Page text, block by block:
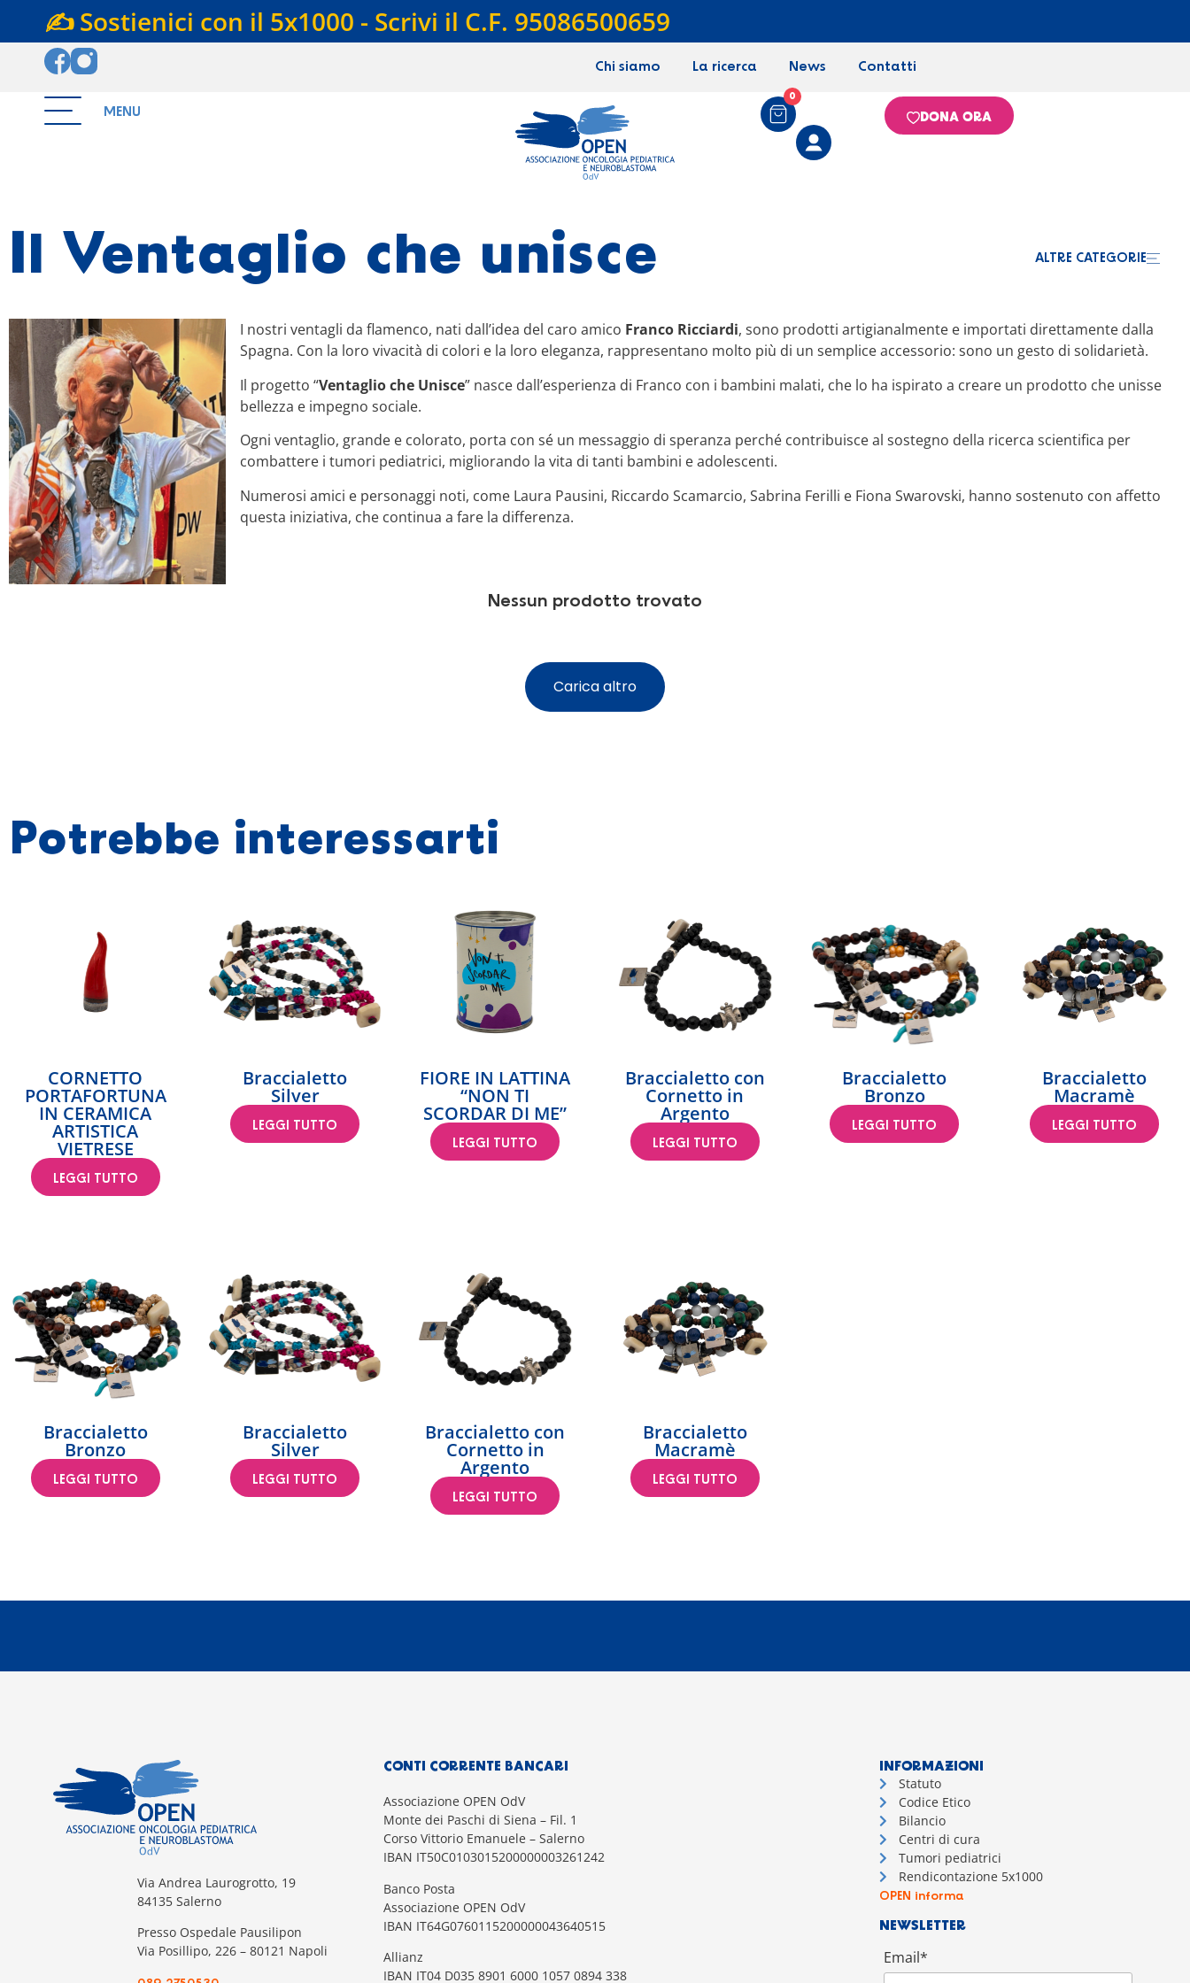
✍️ Sostienici con il 5x1000 - Scrivi il C.F. 95086500659
Chi siamo La ricerca News Contatti
MENU
0
DONA ORA
Il Ventaglio che unisce ALTRE CATEGORIE
I nostri ventagli da flamenco, nati dall’idea del caro amico Franco Ricciardi, sono prodotti artigianalmente e importati direttamente dalla
Spagna. Con la loro vivacità di colori e la loro eleganza, rappresentano molto più di un semplice accessorio: sono un gesto di solidarietà.
Il progetto “Ventaglio che Unisce” nasce dall’esperienza di Franco con i bambini malati, che lo ha ispirato a creare un prodotto che unisse
bellezza e impegno sociale.
Ogni ventaglio, grande e colorato, porta con sé un messaggio di speranza perché contribuisce al sostegno della ricerca scientifica per
combattere i tumori pediatrici, migliorando la vita di tanti bambini e adolescenti.
Numerosi amici e personaggi noti, come Laura Pausini, Riccardo Scamarcio, Sabrina Ferilli e Fiona Swarovski, hanno sostenuto con affetto
questa iniziativa, che continua a fare la differenza.
Nessun prodotto trovato
Carica altro
Potrebbe interessarti
CORNETTO
PORTAFORTUNA
IN CERAMICA
ARTISTICA
VIETRESE
LEGGI TUTTO
Braccialetto
Silver
LEGGI TUTTO
FIORE IN LATTINA
“NON TI
SCORDAR DI ME”
LEGGI TUTTO
Braccialetto con
Cornetto in
Argento
LEGGI TUTTO
Braccialetto
Bronzo
LEGGI TUTTO
Braccialetto
Macramè
LEGGI TUTTO
Braccialetto
Bronzo
LEGGI TUTTO
Braccialetto
Silver
LEGGI TUTTO
Braccialetto con
Cornetto in
Argento
LEGGI TUTTO
Braccialetto
Macramè
LEGGI TUTTO
Via Andrea Laurogrotto, 19
84135 Salerno
Presso Ospedale Pausilipon
Via Posillipo, 226 – 80121 Napoli
CONTI CORRENTE BANCARI
Associazione OPEN OdV
Monte dei Paschi di Siena – Fil. 1
Corso Vittorio Emanuele – Salerno
IBAN IT50C0103015200000003261242
Banco Posta
Associazione OPEN OdV
IBAN IT64G0760115200000043640515
Allianz
IBAN IT04 D035 8901 6000 1057 0894 338
INFORMAZIONI
Statuto
Codice Etico
Bilancio
Centri di cura
Tumori pediatrici
Rendicontazione 5x1000
OPEN informa
NEWSLETTER
Email*